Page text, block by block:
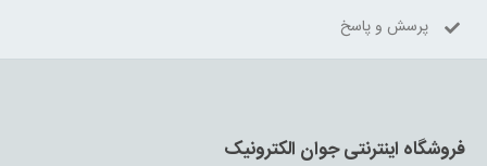
پرسش و پاسخ
فروشگاه اینترنتی جوان الکترونیک